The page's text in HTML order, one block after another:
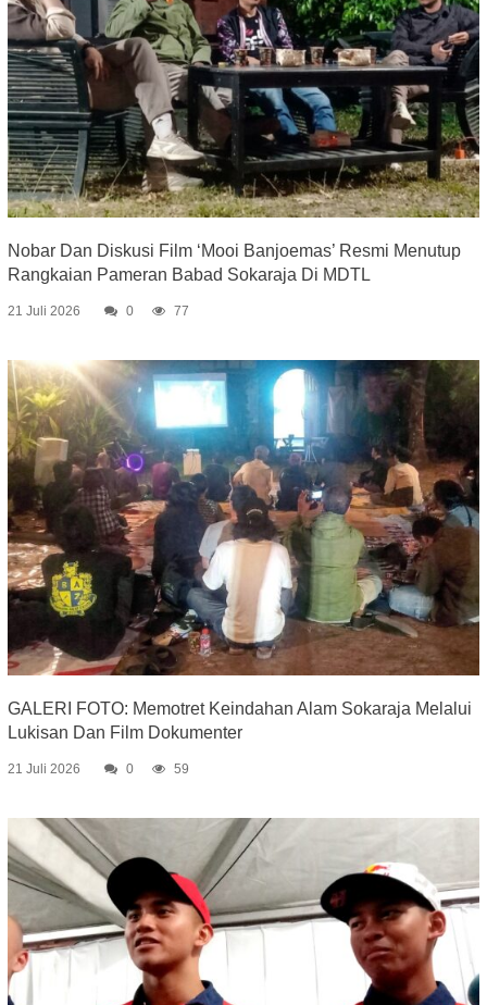
Nobar Dan Diskusi Film ‘Mooi Banjoemas’ Resmi Menutup
Rangkaian Pameran Babad Sokaraja Di MDTL
21 Juli 2026 0 77
GALERI FOTO: Memotret Keindahan Alam Sokaraja Melalui
Lukisan Dan Film Dokumenter
21 Juli 2026 0 59